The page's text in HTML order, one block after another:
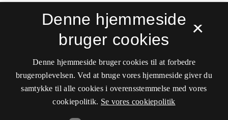
Sprogforum. Tidsskrift for sprog- og
kulturpædagogik
ISSN 0909-9328 (Trykt)
ISSN 1399-8617 (Online)
Tilgængelighedserklæring
Det Kgl. Bibliotek
×
Denne hjemmeside
bruger cookies
Denne hjemmeside bruger cookies til at forbedre
brugeroplevelsen. Ved at bruge vores hjemmeside giver du
samtykke til alle cookies i overensstemmelse med vores
cookiepolitik. Se vores cookiepolitik